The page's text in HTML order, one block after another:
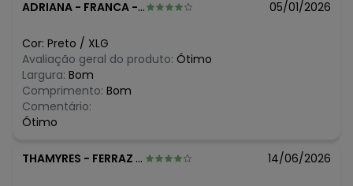
junho/2026 N/D*
abril/2026
março/2026
fevereiro/2026
ADRIANA - FRANCA - SP 05/01/2026
Cor: Preto / XLG
Avaliação geral do produto: Ótimo
Largura: Bom
Comprimento: Bom
Comentário:
Ótimo
THAMYRES - FERRAZ DE VASCONCELOS - SP 14/06/2026